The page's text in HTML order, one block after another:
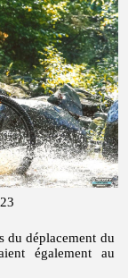
du déplacement du
également au